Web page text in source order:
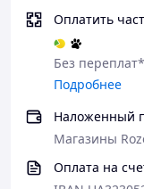
Оплатить
Без
Подробнее
Наложенный
Магазины
Оплата на